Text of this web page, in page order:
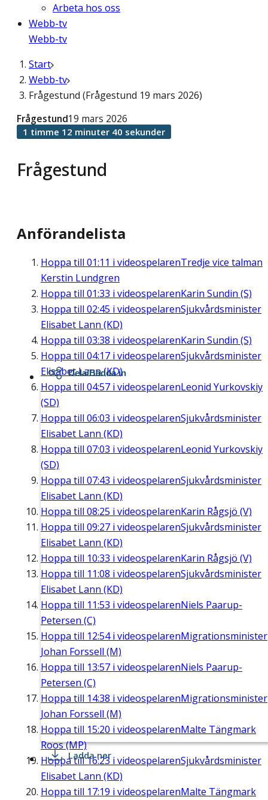
Arbeta hos oss
Webb-tv
Webb-tv
Start
Webb-tv
Frågestund (Frågestund 19 mars 2026)
Frågestund
Frågestund19 mars 2026
1 timme 12 minuter 40 sekunder
Anförandelista
Hoppa till 01:11 i videospelarenTredje vice talman
Kerstin Lundgren
Hoppa till 01:33 i videospelarenKarin Sundin (S)
Hoppa till 02:45 i videospelarenSjukvårdsminister
Elisabet Lann (KD)
Hoppa till 03:38 i videospelarenKarin Sundin (S)
Hoppa till 04:17 i videospelarenSjukvårdsminister
Elisabet Lann (KD)
Hoppa till 04:57 i videospelarenLeonid Yurkovskiy
(SD)
Hoppa till 06:03 i videospelarenSjukvårdsminister
Elisabet Lann (KD)
Hoppa till 07:03 i videospelarenLeonid Yurkovskiy
(SD)
Hoppa till 07:43 i videospelarenSjukvårdsminister
Elisabet Lann (KD)
Hoppa till 08:25 i videospelarenKarin Rågsjö (V)
Hoppa till 09:27 i videospelarenSjukvårdsminister
Elisabet Lann (KD)
Hoppa till 10:33 i videospelarenKarin Rågsjö (V)
Hoppa till 11:08 i videospelarenSjukvårdsminister
Elisabet Lann (KD)
Hoppa till 11:53 i videospelarenNiels Paarup-
Petersen (C)
Hoppa till 12:54i videospelarenMigrationsminister
Johan Forssell (M)
Hoppa till 13:57 i videospelarenNiels Paarup-
Petersen (C)
Hoppa till 14:38 i videospelarenMigrationsminister
Johan Forssell (M)
Hoppa till 15:20 i videospelarenMalte Tängmark
Roos (MP)
Hoppa till16:23 i videospelarenSjukvårdsminister
Elisabet Lann (KD)
Hoppa till 17:19 i videospelarenMalte Tängmark
Dela/Bädda in
Ladda ner